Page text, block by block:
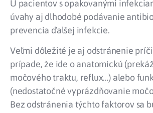
U pacientov s opakovanými
úvahy aj dlhodobé podávanie
prevencia ďalšej infekcie.
Veľmi dôležité je aj odstránenie
prípade, že ide o anatomickú
močového traktu, reflux…) alebo
(nedostatočné vyprázdňovanie
Bez odstránenia týchto faktorov sa